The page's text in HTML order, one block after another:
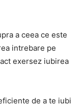
a ceea ce este
intrebare pe
exersez iubirea
de a te iubi